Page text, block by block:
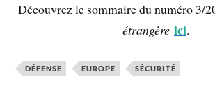
Découvrez le sommaire du numéro 3/
étrangère ici.
DÉFENSE EUROPE SÉCURITÉ